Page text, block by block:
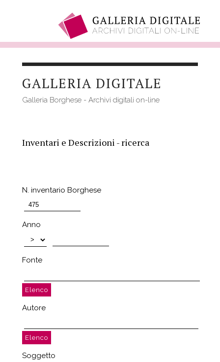
contenutoGALLERIA DIGITALE
Galleria Borghese - Archivi digitali on-line
Inventari e Descrizioni - ricerca
N. inventario Borghese
Anno
Fonte
Autore
Soggetto